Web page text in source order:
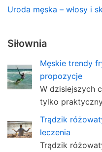
Uroda męska – włosy i
Siłownia
Męskie trendy
propozycje
W dzisiejszych
tylko
Trądzik
leczenia
Trądzik